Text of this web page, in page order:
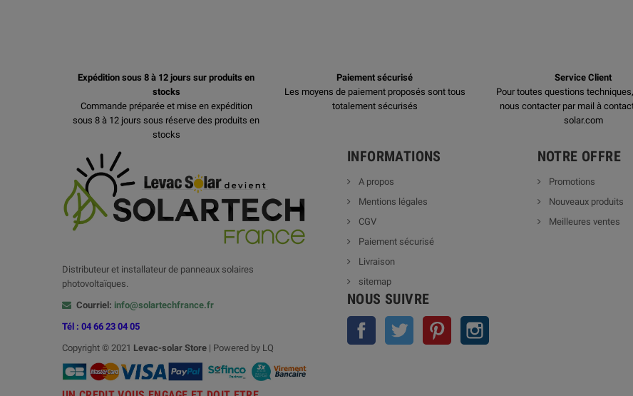
Expédition sous 8 à 12 jours sur produits en
stocks
Commande préparée et mise en expédition
sous 8 à 12 jours sous réserve des produits en
stocks
Paiement sécurisé
Les moyens de paiement proposés sont tous
totalement sécurisés
Service Client
Pour toutes questions
nous contacter par mail à
solar.com
Distributeur et installateur de panneaux solaires
photovoltaïques.
Courriel: info@solartechfrance.fr
Tél : 04 66 23 04 05
Copyright © 2021 Levac-solar Store | Powered by LQ
INFORMATIONS
A propos
Mentions légales
CGV
Paiement sécurisé
Livraison
sitemap
NOTRE OFFRE
Promotions
Nouveaux produits
Meilleures ventes
NOUS SUIVRE
Facebook Twitter Pinterest